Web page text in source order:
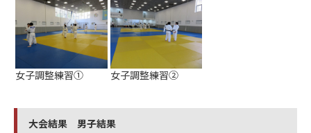
女子調整練習① 女子調整練習②
大会結果 男子結果